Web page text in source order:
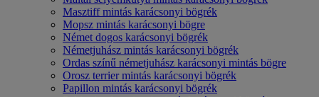
Masztiff mintás karácsonyi bögrék
Mopsz mintás karácsonyi bögre
Német dogos karácsonyi bögrék
Németjuhász mintás karácsonyi bögrék
Ordas színű németjuhász karácsonyi mintás bögre
Orosz terrier mintás karácsonyi bögrék
Papillon mintás karácsonyi bögrék